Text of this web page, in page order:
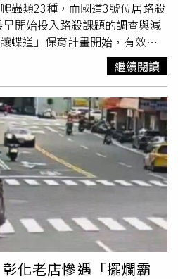
業者最堅強的後盾，因為它大幅
的回購率。」 王哲彥表示，從
吉島的蔚藍熱情，到曼谷市區
的畫面，竟然都存在於同一個
地方──「包容性與多樣性」。
元，足以玩得非常開心；如果
的奢華體驗甚至超越歐洲。 但
開雙手，笑著對你說「撒哇滴
彥無論去過多少地方，給自己的
的地訂往泰國，這個令他心馳神
議老闆趕緊出面，道歉賠錢，不
。
蟲類23種，而國道3號位居路殺
開始投入路殺課題的調查與減
蝶道」保育計畫開始，有效改
國內外媒體的報導和讚譽。以標
料收集是減輕路殺事件的第一
熱點和時空變化，可決定減輕改
因研擬對策，並進行改善成效評
程司、路容清潔維護和事故處理
每天執行例行工作時，一併調查
行性調查外，當用路人發現動物
報，會有專人到場處理。國道
年底已累計超過9萬筆路殺紀
103種，兩棲類3種、爬蟲類23
組成以中小型鳥類數量最多，其
、紅鳩、金背鳩、翠翼鳩和綠
哥（含八哥和家八哥）和白頭
繼續閱讀
化老店慘遇「擺爛霸